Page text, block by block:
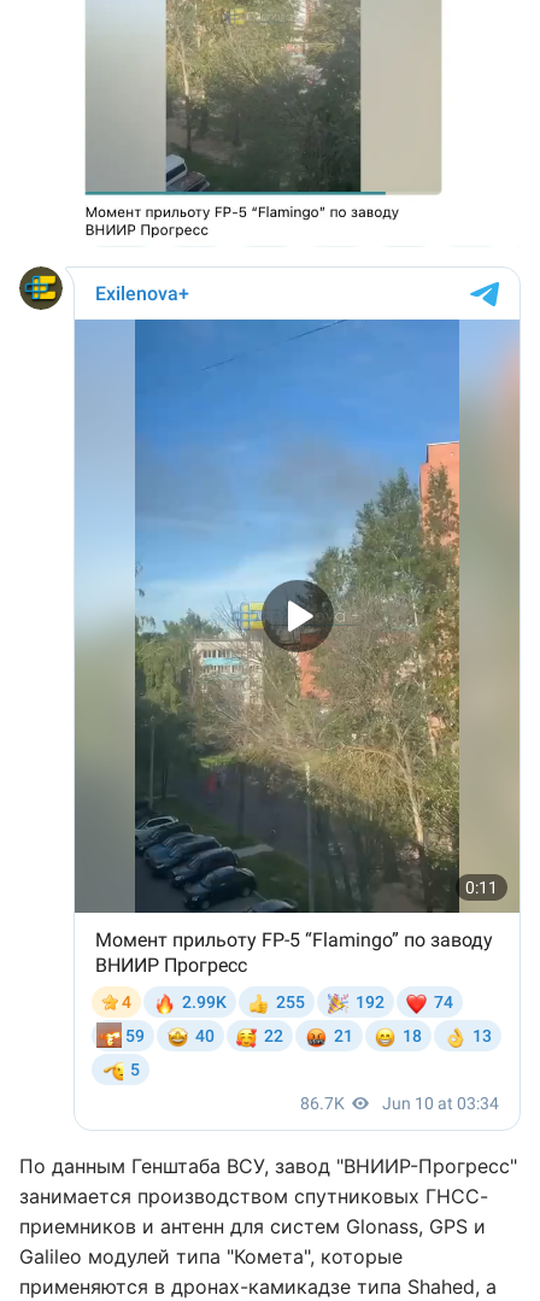
По данным Генштаба ВСУ, завод "ВНИИР-Прогресс"
занимается производством спутниковых ГНСС-
приемников и антенн для систем Glonass, GPS и
Galileo модулей типа "Комета", которые
применяются в дронах-камикадзе типа Shahed, а